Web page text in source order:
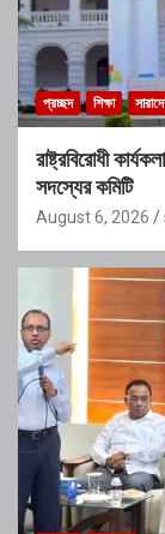
প্রচ্ছদ শিক্ষা
রাষ্ট্রবিরোধী
সদস্যের কমিটি
August 6, 2026